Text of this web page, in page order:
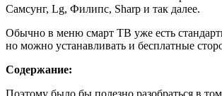
Самсунг, Lg, Филипс, Sharp и так далее.
Обычно в меню смарт ТВ уже есть
но можно устанавливать и бесплатные
Содержание:
Поэтому было бы полезно разобраться в